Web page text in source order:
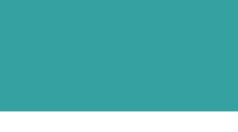
เกี่ยวกับสถาบัน